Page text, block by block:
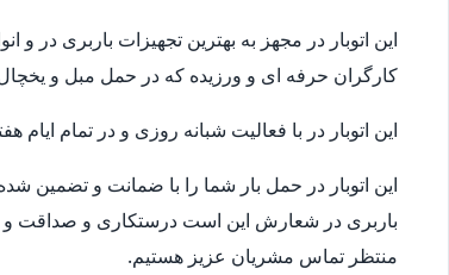
این اتوبار در مجهز به بهترین تجهیزات باربری
کارگران حرفه ای و ورزیده که در حمل مبل و
این اتوبار در با فعالیت شبانه روزی و در تمام
این اتوبار در حمل بار شما را با ضمانت و تضمین
باربری در شعارش این است درستکاری و صداقت
منتظر تماس مشریان عزیز هستیم.